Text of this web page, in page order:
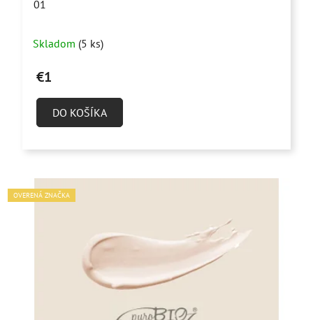
01
Skladom (5 ks)
€1
DO KOŠÍKA
OVERENÁ ZNAČKA